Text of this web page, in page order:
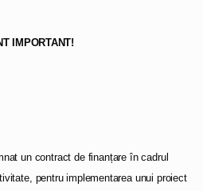
IMPORTANT!
un contract de finanțare în cadrul
pentru implementarea unui proiect